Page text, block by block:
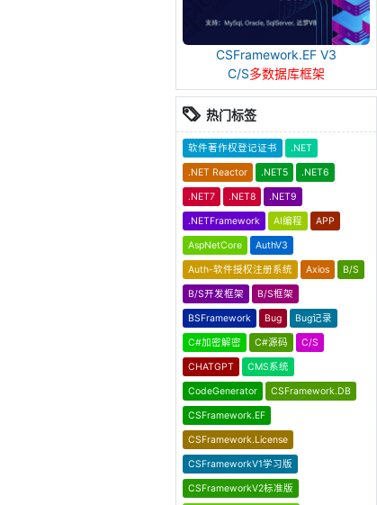
CSFramework.EF V3
C/S多数据库框架
热门标签
软件著作权登记证书 .NET
.NET Reactor .NET5 .NET6
.NET7 .NET8 .NET9
.NETFramework AI编程 APP
AspNetCore AuthV3
Auth-软件授权注册系统 Axios B/S
B/S开发框架 B/S框架
BSFramework Bug Bug记录
C#加密解密 C#源码 C/S
CHATGPT CMS系统
CodeGenerator CSFramework.DB
CSFramework.EF
CSFramework.License
CSFrameworkV1学习版
CSFrameworkV2标准版